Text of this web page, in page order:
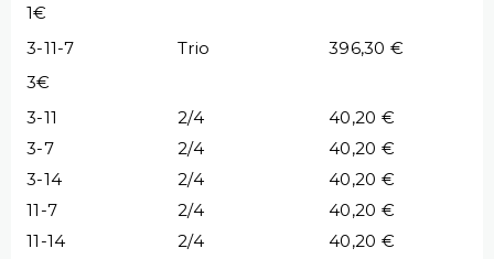
1€
3-11-7
Trio
396,30 €
3€
3-11
2/4
40,20 €
3-7
2/4
40,20 €
3-14
2/4
40,20 €
11-7
2/4
40,20 €
11-14
2/4
40,20 €